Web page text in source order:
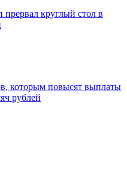
круглый стол в
которым повысят выплаты
рублей